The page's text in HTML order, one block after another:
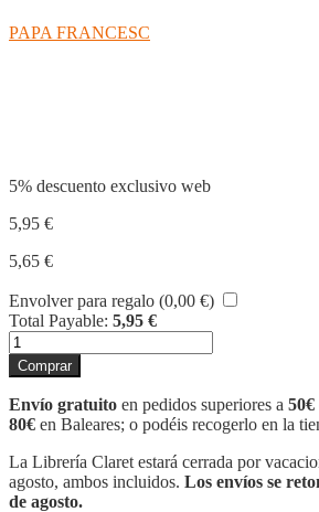
PAPA FRANCESC
5% descuento exclusivo web
5,95 €
5,65 €
Envolver para regalo (0,00 €)
Total Payable: 5,95 €
LLOAT
SIGUEU
-
LAUDATO
SI
ENCÍCLICA
cantidad
Comprar
Envío gratuito en pedidos superiores a 50€
80€ en Baleares; o podéis recogerlo en la
La Librería Claret estará cerrada por
agosto, ambos incluidos. Los envíos se
de agosto.